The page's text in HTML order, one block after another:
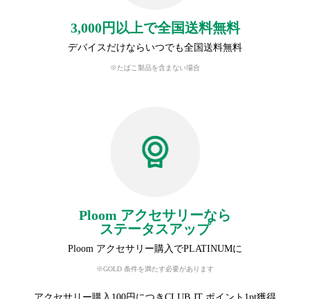
3,000円以上で全国送料無料
デバイスだけならいつでも全国送料無料
※たばこ製品を含まない場合
Ploom アクセサリーなら
ステータスアップ
Ploom アクセサリー購入でPLATINUMに
※GOLD 条件を満たす必要があります